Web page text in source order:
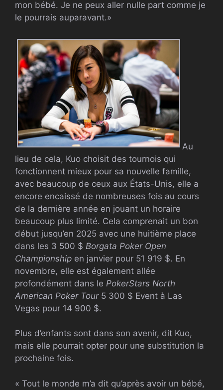
mon bébé. Je ne peux aller nulle part comme je
le pourrais auparavant.»
Au
lieu de cela, Kuo choisit des tournois qui
fonctionnent mieux pour sa nouvelle famille,
avec beaucoup de ceux aux États-Unis, elle a
encore encaissé de nombreuses fois au cours
de la dernière année en jouant un horaire
beaucoup plus limité. Cela comprenait un bon
début jusqu’en 2025 avec une huitième place
dans les 3 500 $ Borgata Poker Open
Championship en janvier pour 51 919 $. En
novembre, elle est également allée
profondément dans le PokerStars North
American Poker Tour5 300 $ Event à Las
Vegas pour 14 900 $.
Plus d’enfants sont dans son avenir, dit Kuo,
mais elle pourrait opter pour une substitution la
prochaine fois.
« Tout le monde m’a dit qu’après avoir un bébé,